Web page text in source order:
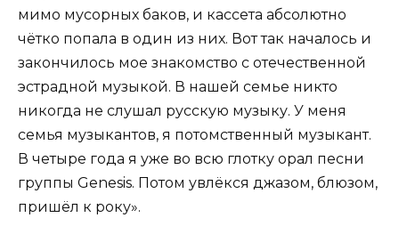
мимо мусорных баков, и кассета абсолютно
чётко попала в один из них. Вот так началось и
закончилось мое знакомство с отечественной
эстрадной музыкой. В нашей семье никто
никогда не слушал русскую музыку. У меня
семья музыкантов, я потомственный музыкант.
В четыре года я уже во всю глотку орал песни
группы Genesis. Потом увлёкся джазом, блюзом,
пришёл к року».